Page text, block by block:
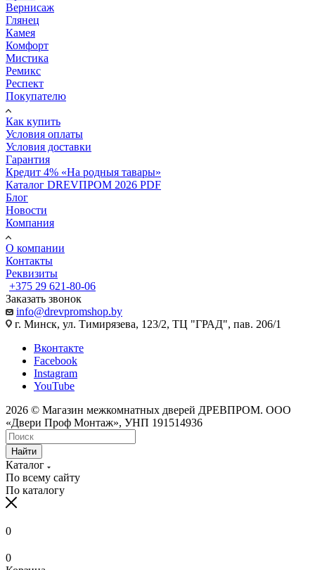
Вернисаж
Глянец
Камея
Комфорт
Мистика
Ремикс
Респект
Покупателю
Как купить
Условия оплаты
Условия доставки
Гарантия
Кредит 4% «На родныя тавары»
Каталог DREVПРОМ 2026 PDF
Блог
Новости
Компания
О компании
Контакты
Реквизиты
+375 29 621-80-06
Заказать звонок
info@drevpromshop.by
г. Минск, ул. Тимирязева, 123/2, ТЦ "ГРАД", пав. 206/1
Вконтакте
Facebook
Instagram
YouTube
2026 © Магазин межкомнатных дверей ДРЕВПРОМ. ООО
«Двери Проф Монтаж», УНП 191514936
Найти
Каталог
По всему сайту
По каталогу
0
0